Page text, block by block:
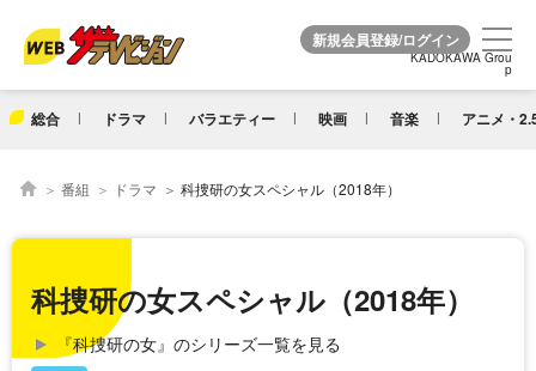
KADOKAWA Grou
p
総合 ドラマ バラエティー 映画 音楽 アニメ・
KADOKAWA Grou
p
番組 ドラマ 科捜研の女スペシャル（2018年）
科捜研の女スペシャル（2018年）
『科捜研の女』のシリーズ一覧を見る